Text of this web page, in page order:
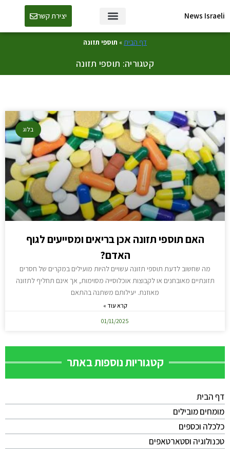
News Israeli יצירת קשר
דף הבית» תוספי תזונה
קטגוריה: תוספי תזונה
בלוג
האם תוספי תזונה אכן בריאים ומסייעים לגוף
האדם?
מה שחשוב לדעת תוספי תזונה עשויים להיות מועילים במקרים של חסרים
תזונתיים מאובחנים או לקבוצות אוכלוסייה מסוימות, אך אינם תחליף לתזונה
מאוזנת. יעילותם משתנה בהתאם
קרא עוד »
01/11/2025
קטגוריות נוספות באתר
דף הבית
מומחים מובילים
כלכלה וכספים
טכנולוגיה וסטארטאפים